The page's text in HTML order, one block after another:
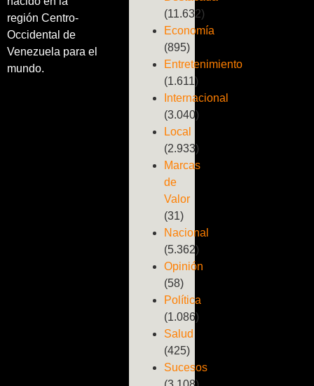
región Centro-
Occidental de
Venezuela para el
mundo.
(11.632)
Economía
(895)
Entretenimiento
(1.611)
Internacional
(3.040)
Local
(2.933)
Marcas
de
Valor
(31)
Nacional
(5.362)
Opinión
(58)
Política
(1.086)
Salud
(425)
Sucesos